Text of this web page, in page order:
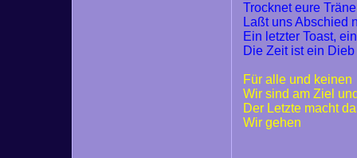
Trocknet eure
Laßt uns Abschied
Ein letzter Toast,
Die Zeit ist ein Dieb
Für alle und keinen
Wir sind am Ziel
Der Letzte macht
Wir gehen